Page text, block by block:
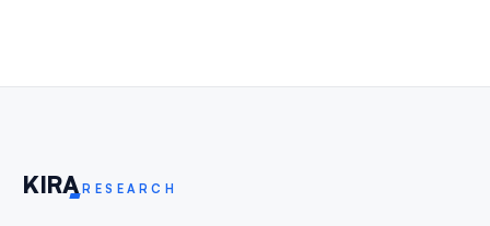
KIRA RESEARCH